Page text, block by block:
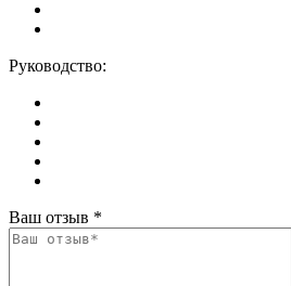
Руководство:
Ваш отзыв *